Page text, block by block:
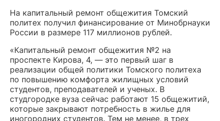
На капитальный ремонт общежития Томский
политех получил финансирование от Минобрнауки
России в размере 117 миллионов рублей.
«Капитальный ремонт общежития №2 на
проспекте Кирова, 4, — это первый шаг в
реализации общей политики Томского политеха
по повышению комфорта жилищных условий
студентов, преподавателей и ученых. В
студгородке вуза сейчас работают 15 общежитий,
которые закрывают потребность в жилье для
иногородних студентов. Тем не менее, в трех